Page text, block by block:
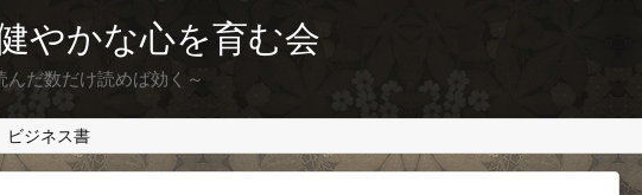
やかな心を育む会
だ数だけ読めば効く～
ビジネス書